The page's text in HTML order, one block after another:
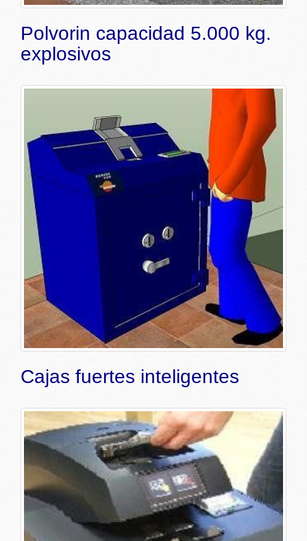
Polvorin capacidad 5.000 kg.
explosivos
Cajas fuertes inteligentes